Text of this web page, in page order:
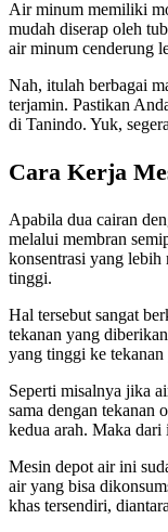
Air minum memiliki
mudah diserap oleh
air minum cenderung
Nah, itulah berbagai
terjamin. Pastikan
di Tanindo. Yuk,
Cara Kerja
Apabila dua cairan
melalui membran
konsentrasi yang lebih
tinggi.
Hal tersebut sangat
tekanan yang
yang tinggi ke tekanan
Seperti misalnya jika
sama dengan tekanan
kedua arah. Maka dari
Mesin depot air ini
air yang bisa
khas tersendiri,